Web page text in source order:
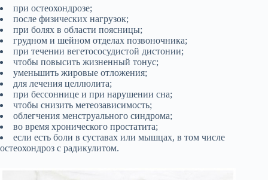
при остеохондрозе;
после физических нагрузок;
при болях в области поясницы;
грудном и шейном отделах позвоночника;
при течении вегетососудистой дистонии;
чтобы повысить жизненный тонус;
уменьшить жировые отложения;
для лечения целлюлита;
при бессоннице и при нарушении сна;
чтобы снизить метеозависимость;
облегчения менструального синдрома;
во время хронического простатита;
если есть боли в суставах или мышцах, в том числе
остеохондроз с радикулитом.